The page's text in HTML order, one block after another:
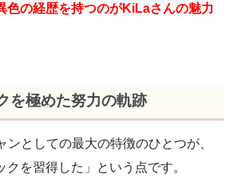
色の経歴を持つのがKiLaさんの魅力
を極めた努力の軌跡
ンとしての最大の特徴のひとつが、
クを習得した」という点です。